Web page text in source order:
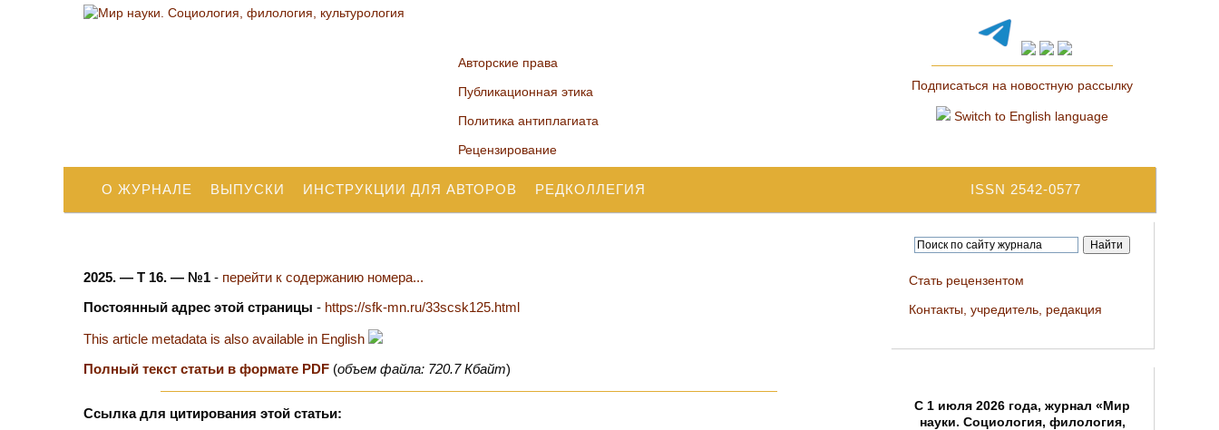
Авторские права
Публикационная этика
Политика антиплагиата
Рецензирование
Подписаться на новостную рассылку
Switch to English language
ISSN 2542-0577
О ЖУРНАЛЕ ВЫПУСКИ ИНСТРУКЦИИ ДЛЯ АВТОРОВ РЕДКОЛЛЕГИЯ
2025. — Т 16. — №1 - перейти к содержанию номера...
Постоянный адрес этой страницы - https://sfk-mn.ru/33scsk125.html
This article metadata is also available in English
Полный текст статьи в формате PDF (объем файла: 720.7 Кбайт)
Ссылка для цитирования этой статьи:
Стать рецензентом
Контакты, учредитель, редакция
C 1 июля 2026 года, журнал «Мир
науки. Социология, филология,